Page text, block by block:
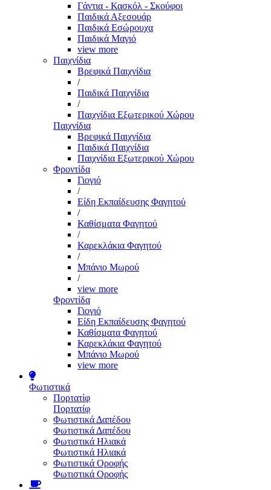
Γάντια - Κασκόλ - Σκούφοι
Παιδικά Αξεσουάρ
Παιδικά Εσώρουχα
Παιδικά Μαγιό
view more
Παιχνίδια
Βρεφικά Παιχνίδια
/
Παιδικά Παιχνίδια
/
Παιχνίδια Εξωτερικού Χώρου
Παιχνίδια
Βρεφικά Παιχνίδια
Παιδικά Παιχνίδια
Παιχνίδια Εξωτερικού Χώρου
Φροντίδα
Γιογιό
/
Είδη Εκπαίδευσης Φαγητού
/
Καθίσματα Φαγητού
/
Καρεκλάκια Φαγητού
/
Μπάνιο Μωρού
/
view more
Φροντίδα
Γιογιό
Είδη Εκπαίδευσης Φαγητού
Καθίσματα Φαγητού
Καρεκλάκια Φαγητού
Μπάνιο Μωρού
view more
Φωτιστικά
Πορτατίφ
Πορτατίφ
Φωτιστικά Δαπέδου
Φωτιστικά Δαπέδου
Φωτιστικά Ηλιακά
Φωτιστικά Ηλιακά
Φωτιστικά Οροφής
Φωτιστικά Οροφής